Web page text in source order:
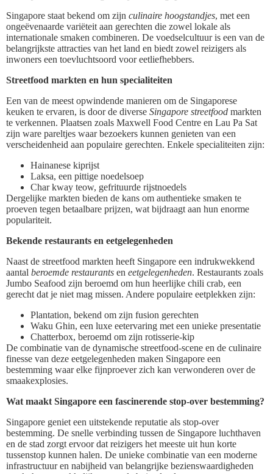
Singapore staat bekend om zijn culinaire hoogstandjes, met een
ongeëvenaarde variëteit aan gerechten die zowel lokale als
internationale smaken combineren. De voedselcultuur is een van de
belangrijkste attracties van het land en biedt zowel reizigers als
inwoners een toevluchtsoord voor eetliefhebbers.
Streetfood markten en hun specialiteiten
Een van de meest opwindende manieren om de Singaporese
keuken te ervaren, is door de diverse Singapore streetfood markten
te verkennen. Plaatsen zoals Maxwell Food Centre en Lau Pa Sat
zijn ware pareltjes waar bezoekers kunnen genieten van een
verscheidenheid aan populaire gerechten. Enkele specialiteiten zijn:
Hainanese kiprijst
Laksa, een pittige noedelsoep
Char kway teow, gefrituurde rijstnoedels
Dergelijke markten bieden de kans om authentieke smaken te
proeven tegen betaalbare prijzen, wat bijdraagt aan hun enorme
populariteit.
Bekende restaurants en eetgelegenheden
Naast de streetfood markten heeft Singapore een indrukwekkend
aantal beroemde restaurants en eetgelegenheden. Restaurants zoals
Jumbo Seafood zijn beroemd om hun heerlijke chili crab, een
gerecht dat je niet mag missen. Andere populaire eetplekken zijn:
Plantation, bekend om zijn fusion gerechten
Waku Ghin, een luxe eetervaring met een unieke presentatie
Chatterbox, beroemd om zijn rotisserie-kip
De combinatie van de dynamische streetfood-scene en de culinaire
finesse van deze eetgelegenheden maken Singapore een
bestemming waar elke fijnproever zich kan verwonderen over de
smaakexplosies.
Wat maakt Singapore een fascinerende stop-over bestemming?
Singapore geniet een uitstekende reputatie als stop-over
bestemming. De snelle verbinding tussen de Singapore luchthaven
en de stad zorgt ervoor dat reizigers het meeste uit hun korte
tussenstop kunnen halen. De unieke combinatie van een moderne
infrastructuur en nabijheid van belangrijke bezienswaardigheden